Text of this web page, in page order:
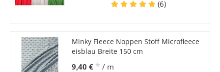
(6)
Minky Fleece Noppen Stoff Microfleece
eisblau Breite 150 cm
9,40 € * / m